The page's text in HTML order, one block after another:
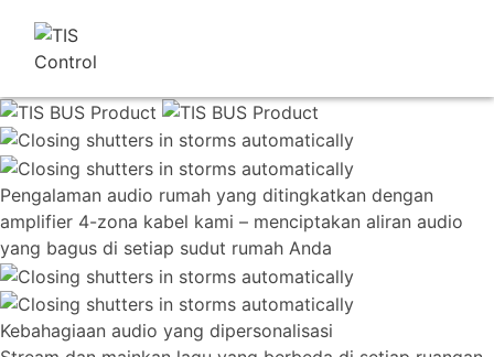
Pengalaman audio rumah yang ditingkatkan dengan
amplifier 4-zona kabel kami – menciptakan aliran audio
yang bagus di setiap sudut rumah Anda
Kebahagiaan audio yang dipersonalisasi